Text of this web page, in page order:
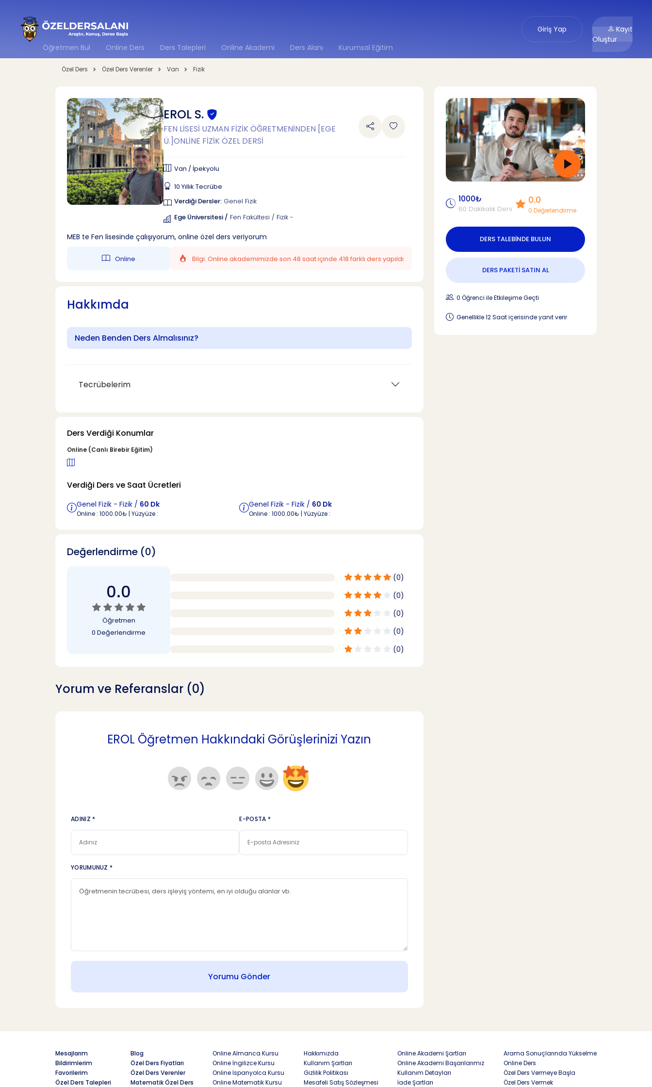
Öğretmen Bul Online Ders Ders Talepleri Online Akademi Ders Alanı Kurumsal Eğitim
Giriş Yap
Kayıt
Oluştur
Özel Ders Özel Ders Verenler Van Fizik
EROL S.
FEN LİSESİ UZMAN FİZİK ÖĞRETMENİNDEN [EGE
Ü.]ONLİNE FİZİK ÖZEL DERSİ
Van / İpekyolu
10 Yıllık Tecrübe
Verdiği Dersler: Genel Fizik
Ege Üniversitesi / Fen Fakültesi / Fizik -
MEB te Fen lisesinde çalışıyorum, online özel ders veriyorum
Online Bilgi: Online akademimizde son 48 saat içinde 418 farklı ders yapıldı
Hakkımda
Neden Benden Ders Almalısınız?
Tecrübelerim
Ders Verdiği Konumlar
Online (Canlı Birebir Eğitim)
Verdiği Ders ve Saat Ücretleri
Genel Fizik - Fizik / 60 Dk
Online : 1000.00₺ | Yüzyüze :
Genel Fizik - Fizik / 60 Dk
Online : 1000.00₺ | Yüzyüze :
Değerlendirme (0)
0.0
Öğretmen
0 Değerlendirme
(0)
(0)
(0)
(0)
(0)
Yorum ve Referanslar (0)
EROL Öğretmen Hakkındaki Görüşlerinizi Yazın
ADINIZ * E-POSTA *
YORUMUNUZ *
Yorumu Gönder
1000₺
60 Dakikalık Ders
0.0
0 Değerlendirme
DERS TALEBİNDE BULUN
DERS PAKETİ SATIN AL
0 Öğrenci ile Etkileşime Geçti
Genellikle 12 Saat içerisinde yanıt verir
Mesajlarım
Bildirimlerim
Favorilerim
Özel Ders Talepleri
Blog
Özel Ders Fiyatları
Özel Ders Verenler
Matematik Özel Ders
Online Almanca Kursu
Online İngilizce Kursu
Online İspanyolca Kursu
Online Matematik Kursu
Hakkımızda
Kullanım Şartları
Gizlilik Politikası
Mesafeli Satış Sözleşmesi
Online Akademi Şartları
Online Akademi Başarılarımız
Kullanım Detayları
İade Şartları
Arama Sonuçlarında Yükselme
Online Ders
Özel Ders Vermeye Başla
Özel Ders Vermek